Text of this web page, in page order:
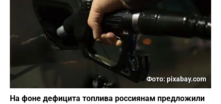
Фото: pixabay.com
На фоне дефицита топлива россиянам предложили